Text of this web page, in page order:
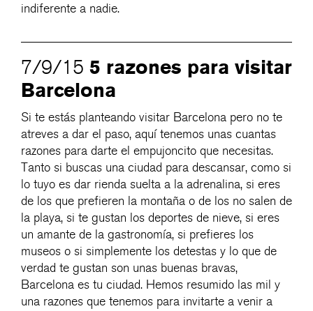
indiferente a nadie.
7/9/15 5 razones para visitar
Barcelona
Si te estás planteando visitar Barcelona pero no te
atreves a dar el paso, aquí tenemos unas cuantas
razones para darte el empujoncito que necesitas.
Tanto si buscas una ciudad para descansar, como si
lo tuyo es dar rienda suelta a la adrenalina, si eres
de los que prefieren la montaña o de los no salen de
la playa, si te gustan los deportes de nieve, si eres
un amante de la gastronomía, si prefieres los
museos o si simplemente los detestas y lo que de
verdad te gustan son unas buenas bravas,
Barcelona es tu ciudad. Hemos resumido las mil y
una razones que tenemos para invitarte a venir a